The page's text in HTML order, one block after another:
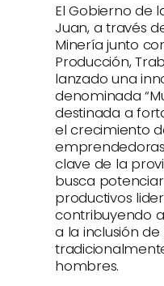
El Gobierno de
Juan, a través
Minería junto
Producción,
lanzado una
denominada
destinada a
el crecimiento
clave de la
busca
productivos
contribuyendo
a la inclusión
hombres.